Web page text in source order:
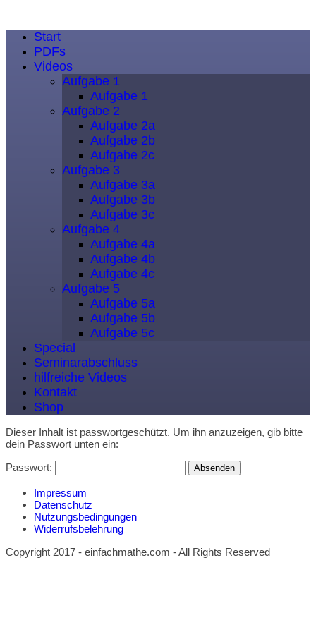
Start
PDFs
Videos
Aufgabe 1
Aufgabe 1
Aufgabe 2
Aufgabe 2a
Aufgabe 2b
Aufgabe 2c
Aufgabe 3
Aufgabe 3a
Aufgabe 3b
Aufgabe 3c
Aufgabe 4
Aufgabe 4a
Aufgabe 4b
Aufgabe 4c
Aufgabe 5
Aufgabe 5a
Aufgabe 5b
Aufgabe 5c
Special
Seminarabschluss
hilfreiche Videos
Kontakt
Shop
Dieser Inhalt ist passwortgeschützt. Um ihn anzuzeigen, gib bitte
dein Passwort unten ein:
Passwort:
Impressum
Datenschutz
Nutzungsbedingungen
Widerrufsbelehrung
Copyright 2017 - einfachmathe.com - All Rights Reserved